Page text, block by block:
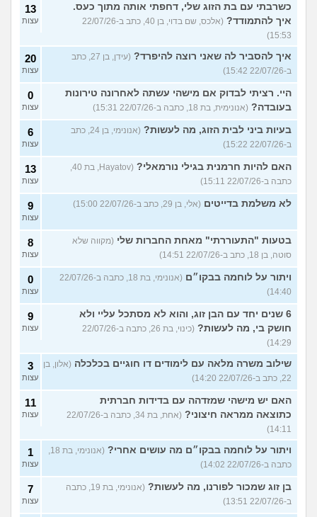
כשרבתי עם בת הזוג שלי, דחפתי אותה מתוך כעס.
איך להתמודד?
(אלכס, שם בדוי, בן 40, כתב ב-22/07/26
15:53)
13
עצות
איך להסביר לה שאני רוצה להיפרד?
(עידן, בן 27, כתב
ב-22/07/26 15:42)
20
עצות
היי. רציתי לבדוק אם מישהי עשתה לאחרונה טירונות
בעובדה? (אנונימית, בת 18, כתבה ב-22/07/26 15:31)
0
עצות
בעיות ביני לבית הזוג, מה לעשות?
(אנונימי, בן 24, כתב
ב-22/07/26 15:22)
6
עצות
האם להיות חרמנית בגילי נורמאלי?
(Hayatov, בת 40,
כתבה ב-22/07/26 15:11)
13
עצות
לא משלמת בדייטים (אלי, בן 29, כתב ב-22/07/26 15:00) 9
עצות
בטעות "התעוררתי" מאחת החברות שלי (מקווה שלא
סוטה, בן 18, כתב ב-22/07/26 14:51)
8
עצות
ויתור על לוחמה בבקו״ם
(אנונימי, בת 18, כתבה ב-22/07/26
14:40)
0
עצות
6 שנים יחד עם הבן זוג, והוא לא מסתכל עליי ולא
חושק בי, מה לעשות?
(כינוי, בת 26, כתבה ב-22/07/26
14:29)
9
עצות
שילוב משרה מלאה עם לימודים דו חוגיים בכלכלה (אלון, בן
22, כתב ב-22/07/26 14:20)
3
עצות
האם יש מישהי שמזדהה עם בדידות חברתית
כתוצאה ממראה חיצוני?
(אחת, בת 34, כתבה ב-22/07/26
14:11)
11
עצות
ויתור על לוחמה בבקו״ם מה עושים אחרי?
(אנונימי, בת 18,
כתבה ב-22/07/26 14:02)
1
עצות
בן זוג שמכור לפורנו, מה לעשות?
(אנונימי, בת 19, כתבה
ב-22/07/26 13:51)
7
עצות